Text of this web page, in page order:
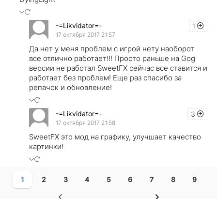
1
-=Likvidator=-
17 октября 2017 21:57
Да нет у меня проблем с игрой нету наоборот
все отлично работает!!! Просто раньше на Gog
версии не работал SweetFX сейчас все ставится и
работает без проблем! Еще раз спасибо за
репачок и обновление!
3
-=Likvidator=-
17 октября 2017 21:58
SweetFX это мод на графику, улучшает качество
картинки!
1 2 3 4 5 6 7 8 9